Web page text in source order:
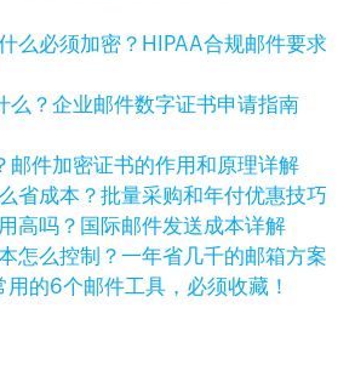
么必须加密？HIPAA合规邮件要求
么？企业邮件数字证书申请指南
邮件加密证书的作用和原理详解
省成本？批量采购和年付优惠技巧
高吗？国际邮件发送成本详解
怎么控制？一年省几千的邮箱方案
的6个邮件工具，必须收藏！